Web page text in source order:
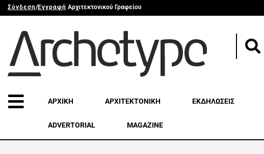
Σύνδεση/Εγγραφή Αρχιτεκτονικού Γραφείου
ΑΡΧΙΚΗ ΑΡΧΙΤΕΚΤΟΝΙΚΗ ΕΚΔΗΛΩΣΕΙΣ
ADVERTORIAL MAGAZINE